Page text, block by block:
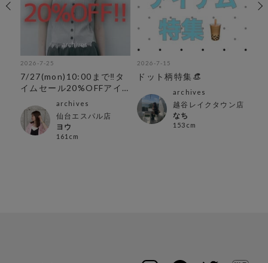
2026-7-25
7/27(mon)10:00まで‼︎タ
イムセール20%OFFアイ
archives
仙台エスパル店
ヨウ
161cm
2026-7-15
ドット柄特集👒
archives
越谷レイクタウン店
なち
153cm